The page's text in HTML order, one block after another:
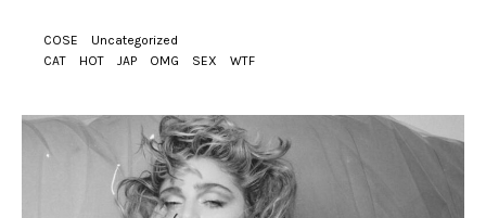
COSE
Uncategorized
CAT
HOT JAP OMG SEX WTF